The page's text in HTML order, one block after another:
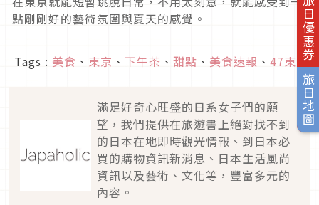
旅日優惠券
旅日地圖
點剛剛好的藝術氛圍與夏天的感覺。
Tags : 美食 、 東京 、 下午茶 、 甜點 、 美食速報 、 47東京
滿足好奇心旺盛的日系女子們的願
望，我們提供在旅遊書上絕對找不到
的日本在地即時觀光情報、到日本必
買的購物資訊新消息、日本生活風尚
資訊以及藝術、文化等，豐富多元的
內容。